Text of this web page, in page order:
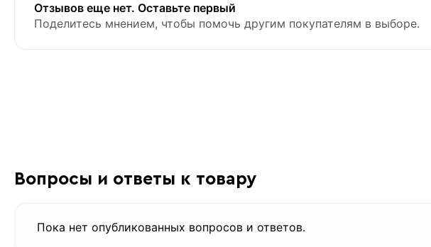
Отзывов еще нет. Оставьте первый
Поделитесь мнением, чтобы помочь другим покупателям в выборе.
Вопросы и ответы к товару
Пока нет опубликованных вопросов и ответов.